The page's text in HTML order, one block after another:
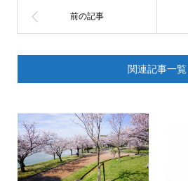
関連記事一覧